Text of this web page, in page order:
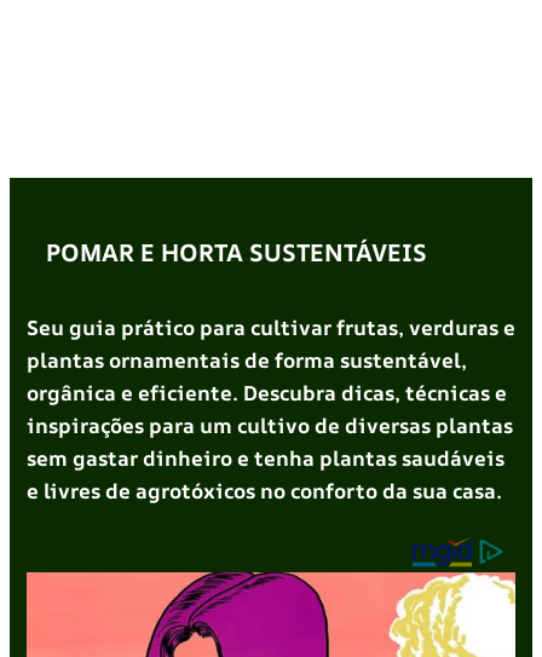
POMAR E HORTA SUSTENTÁVEIS
Seu guia prático para cultivar frutas, verduras e
plantas ornamentais de forma sustentável,
orgânica e eficiente. Descubra dicas, técnicas e
inspirações para um cultivo de diversas plantas
sem gastar dinheiro e tenha plantas saudáveis
e livres de agrotóxicos no conforto da sua casa.